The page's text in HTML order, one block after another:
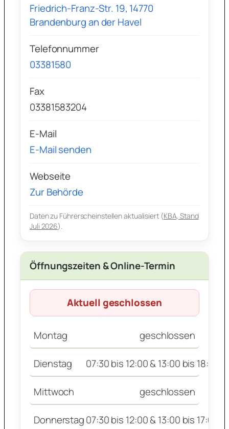
Friedrich-Franz-Str. 19, 14770
Brandenburg an der Havel
Telefonnummer
03381580
Fax
03381583204
E-Mail
E-Mail senden
Webseite
Zur Behörde
Daten zu Führerscheinstellen aktualisiert (KBA, Stand
Juli 2026).
Öffnungszeiten & Online-Termin
Aktuell geschlossen
Montag geschlossen
Dienstag 07:30 bis 12:00 & 13:00 bis 18:00
Mittwoch geschlossen
Donnerstag07:30 bis 12:00 & 13:00 bis 17:00